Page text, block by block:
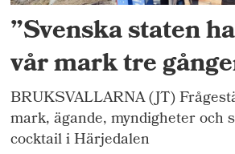
”Svenska staten
vår mark tre
BRUKSVALLARNA (JT)
mark, ägande, myndigheter och
cocktail i Härjedalen